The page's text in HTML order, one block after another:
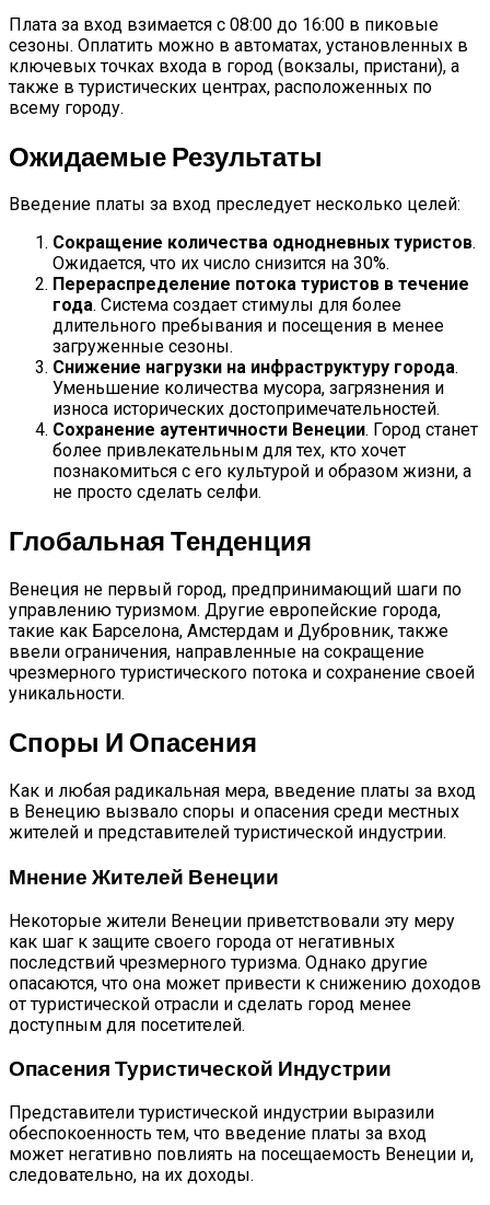
Плата за вход взимается с 08:00 до 16:00 в пиковые
сезоны. Оплатить можно в автоматах, установленных в
ключевых точках входа в город (вокзалы, пристани), а
также в туристических центрах, расположенных по
всему городу.
Ожидаемые Результаты
Введение платы за вход преследует несколько целей:
Сокращение количества однодневных туристов.
Ожидается, что их число снизится на 30%.
Перераспределение потока туристов в течение
года. Система создает стимулы для более
длительного пребывания и посещения в менее
загруженные сезоны.
Снижение нагрузки на инфраструктуру города.
Уменьшение количества мусора, загрязнения и
износа исторических достопримечательностей.
Сохранение аутентичности Венеции. Город станет
более привлекательным для тех, кто хочет
познакомиться с его культурой и образом жизни, а
не просто сделать селфи.
Глобальная Тенденция
Венеция не первый город, предпринимающий шаги по
управлению туризмом. Другие европейские города,
такие как Барселона, Амстердам и Дубровник, также
ввели ограничения, направленные на сокращение
чрезмерного туристического потока и сохранение своей
уникальности.
Споры И Опасения
Как и любая радикальная мера, введение платы за вход
в Венецию вызвало споры и опасения среди местных
жителей и представителей туристической индустрии.
Мнение Жителей Венеции
Некоторые жители Венеции приветствовали эту меру
как шаг к защите своего города от негативных
последствий чрезмерного туризма. Однако другие
опасаются, что она может привести к снижению доходов
от туристической отрасли и сделать город менее
доступным для посетителей.
Опасения Туристической Индустрии
Представители туристической индустрии выразили
обеспокоенность тем, что введение платы за вход
может негативно повлиять на посещаемость Венеции и,
следовательно, на их доходы.